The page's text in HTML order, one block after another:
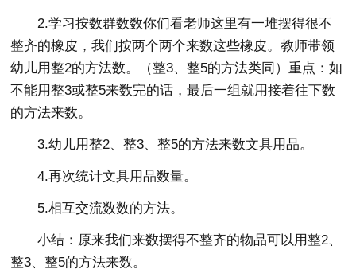
2.学习按数群数数你们看老师这里有一堆摆得很不
整齐的橡皮，我们按两个两个来数这些橡皮。教师带领
幼儿用整2的方法数。（整3、整5的方法类同）重点：如
不能用整3或整5来数完的话，最后一组就用接着往下数
的方法来数。
3.幼儿用整2、整3、整5的方法来数文具用品。
4.再次统计文具用品数量。
5.相互交流数数的方法。
小结：原来我们来数摆得不整齐的物品可以用整2、
整3、整5的方法来数。